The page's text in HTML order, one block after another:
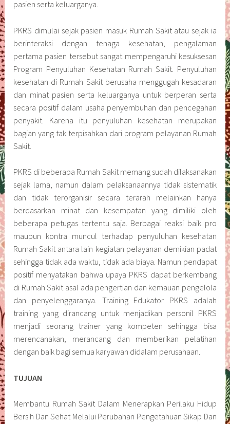
pasien serta keluarganya.
PKRS dimulai sejak pasien masuk Rumah Sakit atau sejak ia
berinteraksi dengan tenaga kesehatan, pengalaman
pertama pasien tersebut sangat mempengaruhi kesuksesan
Program Penyuluhan Kesehatan Rumah Sakit. Penyuluhan
kesehatan di Rumah Sakit berusaha menggugah kesadaran
dan minat pasien serta keluarganya untuk berperan serta
secara positif dalam usaha penyembuhan dan pencegahan
penyakit. Karena itu penyuluhan kesehatan merupakan
bagian yang tak terpisahkan dari program pelayanan Rumah
Sakit.
PKRS di beberapa Rumah Sakit memang sudah dilaksanakan
sejak lama, namun dalam pelaksanaannya tidak sistematik
dan tidak terorganisir secara terarah melainkan hanya
berdasarkan minat dan kesempatan yang dimiliki oleh
beberapa petugas tertentu saja. Berbagai reaksi baik pro
maupun kontra muncul terhadap penyuluhan kesehatan
Rumah Sakit antara lain kegiatan pelayanan demikian padat
sehingga tidak ada waktu, tidak ada biaya. Namun pendapat
positif menyatakan bahwa upaya PKRS dapat berkembang
di Rumah Sakit asal ada pengertian dan kemauan pengelola
dan penyelenggaranya. Training Edukator PKRS adalah
training yang dirancang untuk menjadikan personil PKRS
menjadi seorang trainer yang kompeten sehingga bisa
merencanakan, merancang dan memberikan pelatihan
dengan baik bagi semua karyawan didalam perusahaan.
TUJUAN
Membantu Rumah Sakit Dalam Menerapkan Perilaku Hidup
Bersih Dan Sehat Melalui Perubahan Pengetahuan Sikap Dan